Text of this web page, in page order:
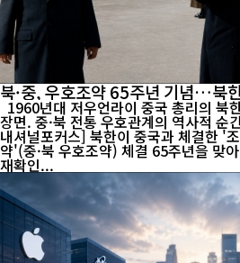
북·중, 우호조약 65주년 기념…북
장면. 중·북 전통 우호관계의 역사적 순간
내셔널포커스] 북한이 중국과 체결한 '
약'(중·북 우호조약) 체결 65주년을 맞
재확인...